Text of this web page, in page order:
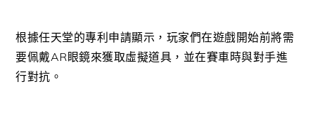
根據任天堂的專利申請顯示，玩家們在遊戲開始前將需
要佩戴AR眼鏡來獲取虛擬道具，並在賽車時與對手進
行對抗。